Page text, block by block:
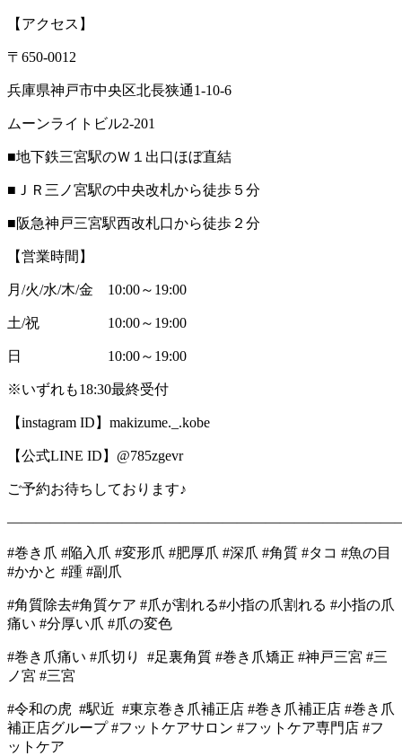
【アクセス】
〒650-0012
兵庫県神戸市中央区北長狭通1-10-6
ムーンライトビル2-201
■地下鉄三宮駅のＷ１出口ほぼ直結
■ＪＲ三ノ宮駅の中央改札から徒歩５分
■阪急神戸三宮駅西改札口から徒歩２分
【営業時間】
月/火/水/木/金 10:00～19:00
土/祝 10:00～19:00
日 10:00～19:00
※いずれも18:30最終受付
【instagram ID】makizume._.kobe
【公式LINE ID】@785zgevr
ご予約お待ちしております♪
#巻き爪 #陥入爪 #変形爪 #肥厚爪 #深爪 #角質 #タコ #魚の目
#かかと #踵 #副爪
#角質除去#角質ケア #爪が割れる#小指の爪割れる #小指の爪
痛い #分厚い爪 #爪の変色
#巻き爪痛い #爪切り #足裏角質 #巻き爪矯正 #神戸三宮 #三
ノ宮 #三宮
#令和の虎 #駅近 #東京巻き爪補正店 #巻き爪補正店 #巻き爪
補正店グループ #フットケアサロン #フットケア専門店 #フ
ットケア